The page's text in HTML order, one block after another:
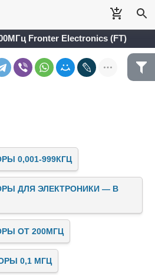
Fronter Electronics (FT)
0,001-999КГЦ
ДЛЯ ЭЛЕКТРОНИКИ — В
ОТ 200МГЦ
0,1 МГЦ